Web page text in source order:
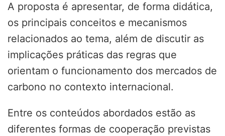
A proposta é apresentar, de forma didática,
os principais conceitos e mecanismos
relacionados ao tema, além de discutir as
implicações práticas das regras que
orientam o funcionamento dos mercados de
carbono no contexto internacional.
Entre os conteúdos abordados estão as
diferentes formas de cooperação previstas